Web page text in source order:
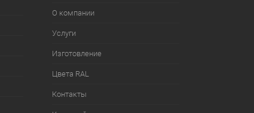
О компании
Услуги
Изготовление
Цвета RAL
Контакты